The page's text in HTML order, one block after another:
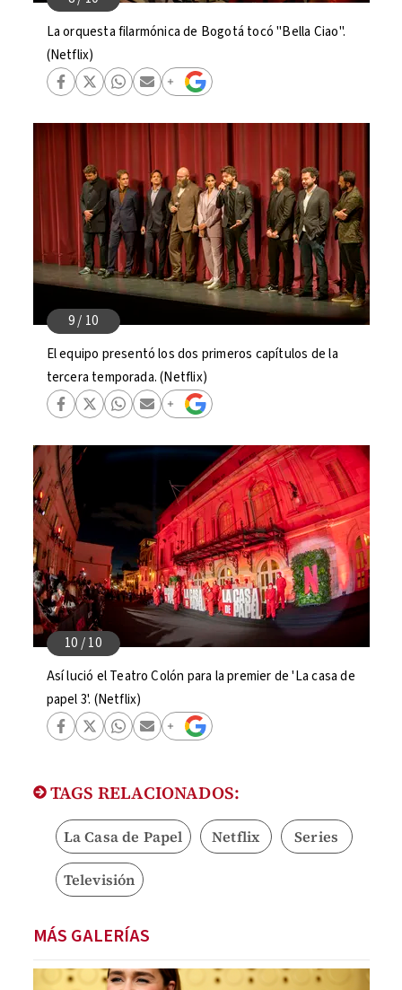
La orquesta filarmónica de Bogotá tocó "Bella Ciao".
(Netflix)
El equipo presentó los dos primeros capítulos de la
tercera temporada. (Netflix)
Así lució el Teatro Colón para la premier de 'La casa de
papel 3'. (Netflix)
TAGS RELACIONADOS:
La Casa de Papel Netflix Series
Televisión
MÁS GALERÍAS